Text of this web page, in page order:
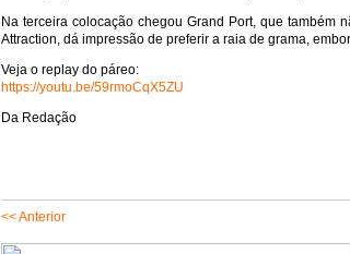
Na terceira colocação chegou Grand Port, que também
Attraction, dá impressão de preferir a raia de grama,
Veja o replay do páreo:
https://youtu.be/59rmoCqX5ZU
Da Redação
<< Anterior